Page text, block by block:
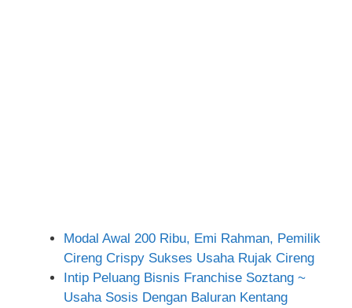
Modal Awal 200 Ribu, Emi Rahman, Pemilik
Cireng Crispy Sukses Usaha Rujak Cireng
Intip Peluang Bisnis Franchise Soztang ~
Usaha Sosis Dengan Baluran Kentang